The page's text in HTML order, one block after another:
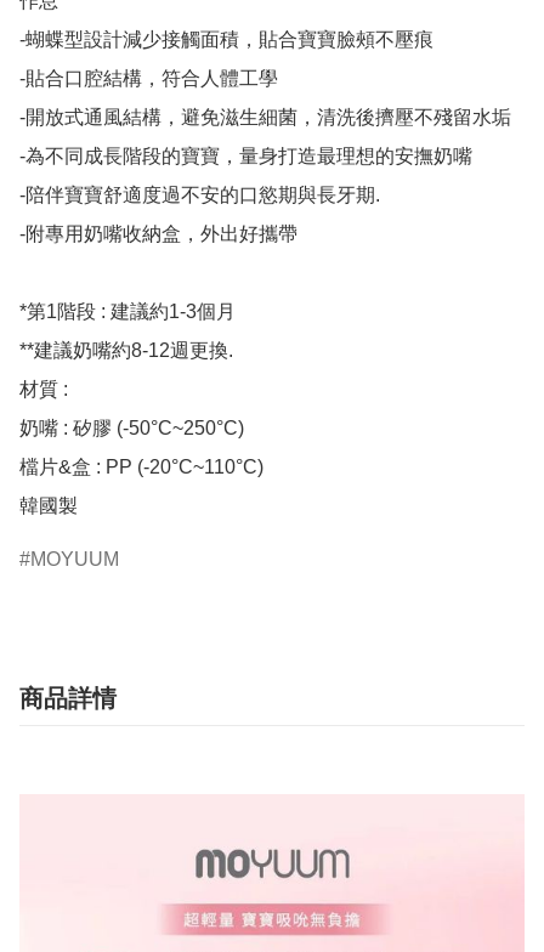
-蝴蝶型設計減少接觸面積，貼合寶寶臉頰不壓痕
-貼合口腔結構，符合人體工學
-開放式通風結構，避免滋生細菌，清洗後擠壓不殘留水垢
-為不同成長階段的寶寶，量身打造最理想的安撫奶嘴
-陪伴寶寶舒適度過不安的口慾期與長牙期.
-附專用奶嘴收納盒，外出好攜帶
*第1階段 : 建議約1-3個月
**建議奶嘴約8-12週更換.
材質 :
奶嘴 : 矽膠 (-50°C~250°C)
檔片&盒 : PP (-20°C~110°C)
韓國製
MOYUUM
商品詳情